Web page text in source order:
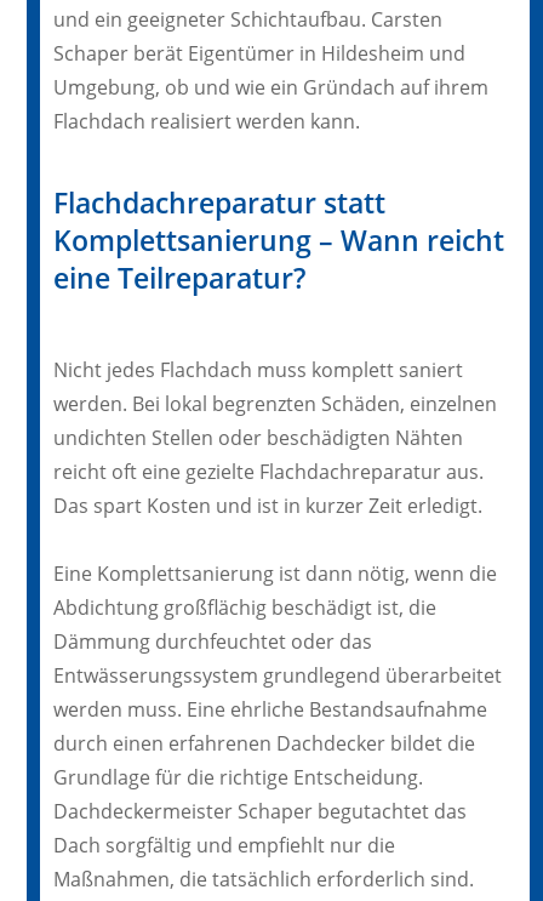
und ein geeigneter Schichtaufbau. Carsten
Schaper berät Eigentümer in Hildesheim und
Umgebung, ob und wie ein Gründach auf ihrem
Flachdach realisiert werden kann.
Flachdachreparatur statt
Komplettsanierung – Wann reicht
eine Teilreparatur?
Nicht jedes Flachdach muss komplett saniert
werden. Bei lokal begrenzten Schäden, einzelnen
undichten Stellen oder beschädigten Nähten
reicht oft eine gezielte Flachdachreparatur aus.
Das spart Kosten und ist in kurzer Zeit erledigt.
Eine Komplettsanierung ist dann nötig, wenn die
Abdichtung großflächig beschädigt ist, die
Dämmung durchfeuchtet oder das
Entwässerungssystem grundlegend überarbeitet
werden muss. Eine ehrliche Bestandsaufnahme
durch einen erfahrenen Dachdecker bildet die
Grundlage für die richtige Entscheidung.
Dachdeckermeister Schaper begutachtet das
Dach sorgfältig und empfiehlt nur die
Maßnahmen, die tatsächlich erforderlich sind.